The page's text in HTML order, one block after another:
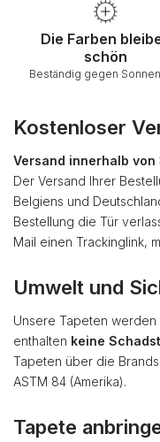
Die Farben
schön
Beständig gegen
Kostenloser
Versand innerhalb von
Der Versand Ihrer
Belgiens und
Bestellung die Tür
Mail einen Trackinglink,
Umwelt und
Unsere Tapeten werden
enthalten keine
Tapeten über die
ASTM 84 (Amerika).
Tapete